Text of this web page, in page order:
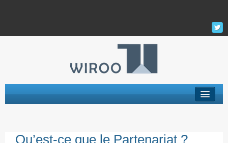
Serveur Privé Virtuel – VPS
Qu’est-ce que le Partenariat ?